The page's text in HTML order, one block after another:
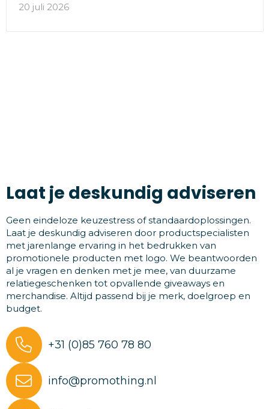
20 juli 2026
Laat je deskundig adviseren
Geen eindeloze keuzestress of standaardoplossingen.
Laat je deskundig adviseren door productspecialisten
met jarenlange ervaring in het bedrukken van
promotionele producten met logo. We beantwoorden
al je vragen en denken met je mee, van duurzame
relatiegeschenken tot opvallende giveaways en
merchandise. Altijd passend bij je merk, doelgroep en
budget.
+31 (0)85 760 78 80
info@promothing.nl